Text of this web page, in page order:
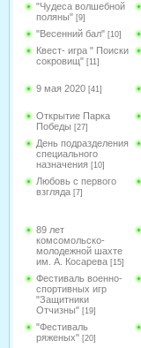
"Чудеса волшебной
поляны" [9]
"Весенний бал" [10]
Квест- игра " Поиски
сокровищ" [11]
9 мая 2020 [41]
Открытие Парка
Победы [27]
День подразделения
специального
назначения [10]
Любовь с первого
взгляда [7]
89 лет
комсомольско-
молодежной шахте
им. А. Косарева [15]
Фестиваль военно-
спортивных игр
"Защитники
Отчизны" [19]
"Фестиваль
ряженых" [20]